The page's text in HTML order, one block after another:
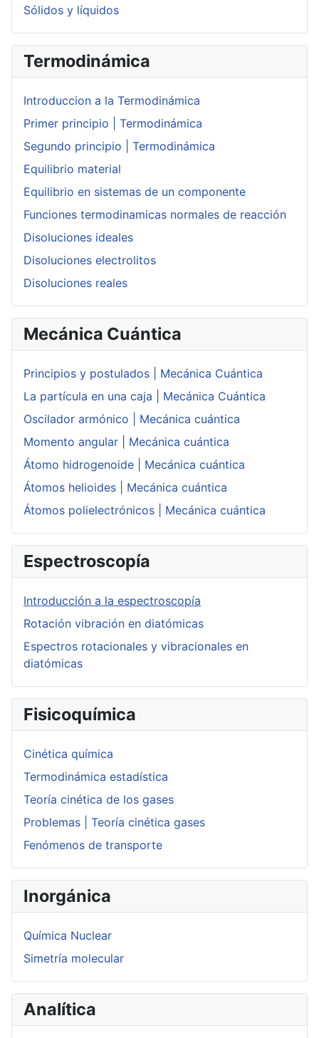
Sólidos y líquidos
Termodinámica
Introduccion a la Termodinámica
Primer principio | Termodinámica
Segundo principio | Termodinámica
Equilibrio material
Equilibrio en sistemas de un componente
Funciones termodinamicas normales de reacción
Disoluciones ideales
Disoluciones electrolitos
Disoluciones reales
Mecánica Cuántica
Principios y postulados | Mecánica Cuántica
La partícula en una caja | Mecánica Cuántica
Oscilador armónico | Mecánica cuántica
Momento angular | Mecánica cuántica
Átomo hidrogenoide | Mecánica cuántica
Átomos helioides | Mecánica cuántica
Átomos polielectrónicos | Mecánica cuántica
Espectroscopía
Introducción a la espectroscopía
Rotación vibración en diatómicas
Espectros rotacionales y vibracionales en
diatómicas
Fisicoquímica
Cinética química
Termodinámica estadística
Teoría cinética de los gases
Problemas | Teoría cinética gases
Fenómenos de transporte
Inorgánica
Química Nuclear
Simetría molecular
Analítica